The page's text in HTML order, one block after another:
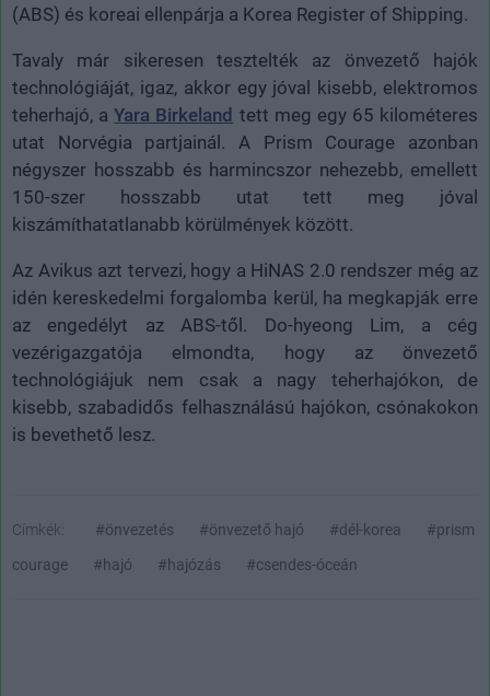
(ABS) és koreai ellenpárja a Korea Register of Shipping.
Tavaly már sikeresen tesztelték az önvezető hajók
technológiáját, igaz, akkor egy jóval kisebb, elektromos
teherhajó, aYara Birkeland tett meg egy 65 kilométeres
utat Norvégia partjainál. A Prism Courage azonban
négyszer hosszabb és harmincszor nehezebb, emellett
150-szer hosszabb utat tett meg jóval
kiszámíthatatlanabb körülmények között.
Az Avikus azt tervezi, hogy a HiNAS 2.0 rendszer még az
idén kereskedelmi forgalomba kerül, ha megkapják erre
az engedélyt az ABS-től. Do-hyeong Lim, a cég
vezérigazgatója elmondta, hogy az önvezető
technológiájuk nem csak a nagy teherhajókon, de
kisebb, szabadidős felhasználású hajókon, csónakokon
is bevethető lesz.
Címkék: #önvezetés #önvezető hajó #dél-korea
#prism
courage
#hajó #hajózás #csendes-óceán